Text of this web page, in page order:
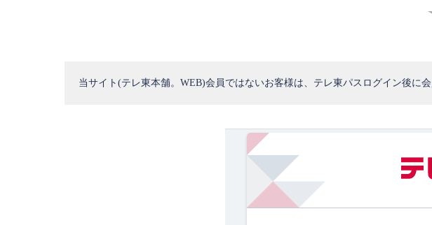
当サイト(テレ東本舗。WEB)会員ではないお客様は、テレ東パスログイン後に